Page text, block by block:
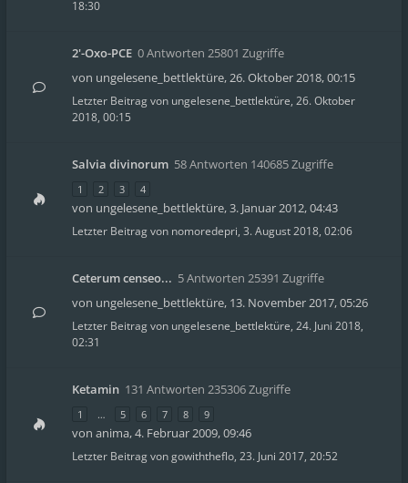
18:30
2'-Oxo-PCE 0 Antworten 25801 Zugriffe
von ungelesene_bettlektüre,26. Oktober 2018, 00:15
Letzter Beitrag von ungelesene_bettlektüre, 26. Oktober
2018, 00:15
Salvia divinorum 58 Antworten 140685 Zugriffe
1 2 3 4
von ungelesene_bettlektüre,3. Januar 2012, 04:43
Letzter Beitrag von nomoredepri, 3. August 2018, 02:06
Ceterum censeo... 5 Antworten 25391 Zugriffe
von ungelesene_bettlektüre, 13. November 2017, 05:26
Letzter Beitrag von ungelesene_bettlektüre, 24. Juni 2018,
02:31
Ketamin 131 Antworten 235306 Zugriffe
1 … 5 6 7 8 9
von anima,4. Februar 2009, 09:46
Letzter Beitrag vongowiththeflo, 23. Juni 2017, 20:52